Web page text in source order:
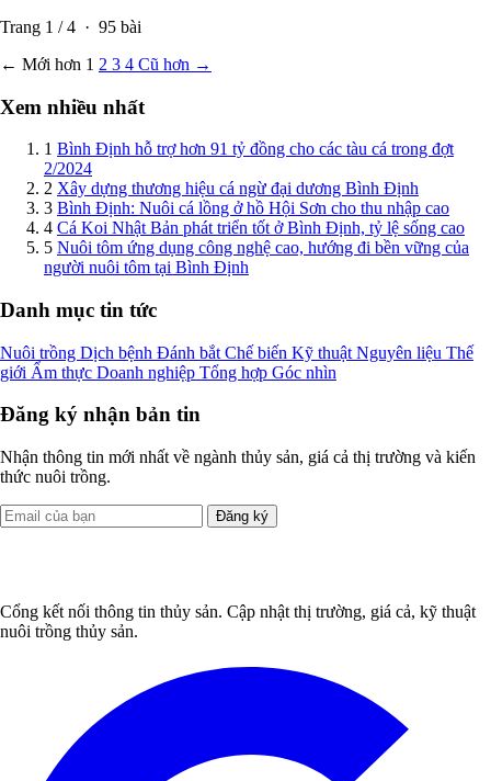
Trang 1 /4 · 95 bài
← Mới hơn 1 2 3 4 Cũ hơn →
Xem nhiều nhất
1 Bình Định hỗ trợ hơn 91 tỷ đồng cho các tàu cá trong đợt
2/2024
2 Xây dựng thương hiệu cá ngừ đại dương Bình Định
3 Bình Định: Nuôi cá lồng ở hồ Hội Sơn cho thu nhập cao
4 Cá Koi Nhật Bản phát triển tốt ở Bình Định, tỷ lệ sống cao
5 Nuôi tôm ứng dụng công nghệ cao, hướng đi bền vững của
người nuôi tôm tại Bình Định
Danh mục tin tức
Nuôi trồng Dịch bệnh Đánh bắt Chế biến Kỹ thuật Nguyên liệu Thế
giới Ẩm thực Doanh nghiệp Tổng hợp Góc nhìn
Đăng ký nhận bản tin
Nhận thông tin mới nhất về ngành thủy sản, giá cả thị trường và kiến
thức nuôi trồng.
Đăng ký
Cổng kết nối thông tin thủy sản. Cập nhật thị trường, giá cả, kỹ thuật
nuôi trồng thủy sản.